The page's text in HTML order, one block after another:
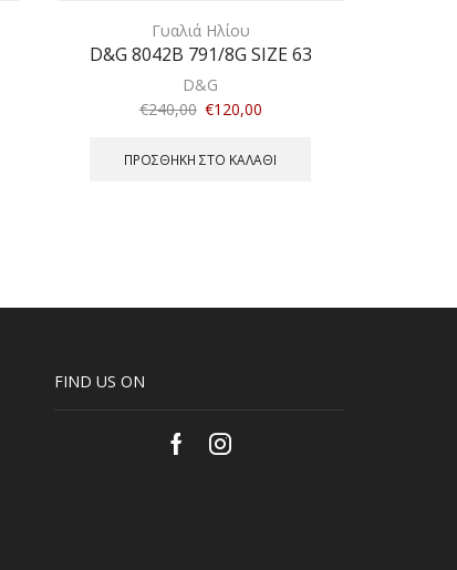
Γυαλιά Ηλίου
D&G 8042B 791/8G SIZE 63
D&G
€240,00 €120,00
ΠΡΟΣΘΉΚΗ ΣΤΟ ΚΑΛΆΘΙ
FIND US ON
FacebookInstagram